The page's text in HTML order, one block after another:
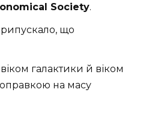
Society.
що
галактики й віком
на масу